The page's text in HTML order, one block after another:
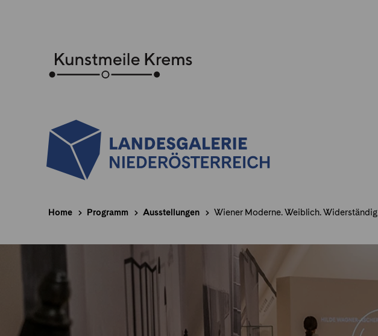
Home Programm Ausstellungen Wiener Moderne. Weiblich. Widerständig